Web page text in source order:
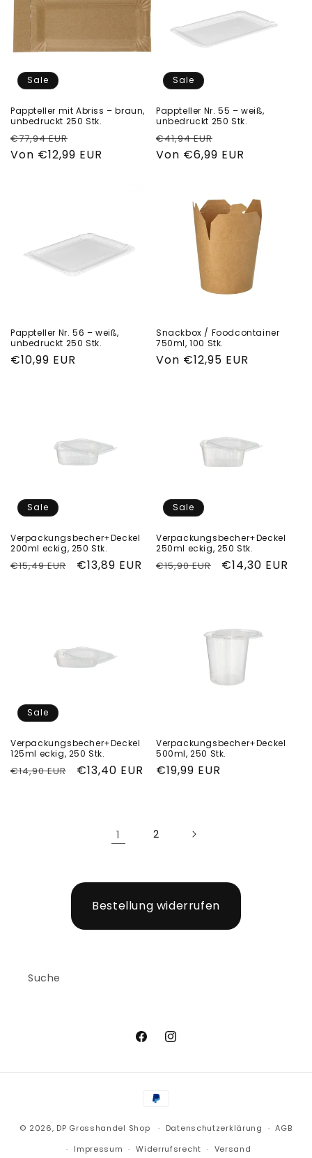
Sale
Pappteller mit Abriss – braun,
unbedruckt 250 Stk.
Normaler
Preis
€77,94 EUR
Verkaufspreis
Von €12,99 EUR
Sale
Pappteller Nr. 55 – weiß,
unbedruckt 250 Stk.
Normaler
Preis
€41,94 EUR
Von €6,99 EUR
Pappteller Nr. 56 – weiß,
unbedruckt 250 Stk.
Normaler
€10,99 EUR
Snackbox / Foodcontainer
750ml, 100 Stk.
Normaler
Von €12,95 EUR
Sale
Verpackungsbecher+Deckel
200ml eckig, 250 Stk.
Normaler
€15,49 EUR Verkaufspreis
€13,89 EUR
Sale
Verpackungsbecher+Deckel
250ml eckig, 250 Stk.
Normaler
€15,90 EUR Verkaufspreis
€14,30 EUR
Sale
Verpackungsbecher+Deckel
125ml eckig, 250 Stk.
Normaler
€14,90 EUR Verkaufspreis
€13,40 EUR
Verpackungsbecher+Deckel
500ml, 250 Stk.
Normaler
€19,99 EUR
1 2
Bestellung widerrufen
Suche
FacebookInstagram
Zahlungsmethoden
© 2026, DP Grosshandel Shop Datenschutzerklärung
AGB
Impressum
Widerrufsrecht Versand